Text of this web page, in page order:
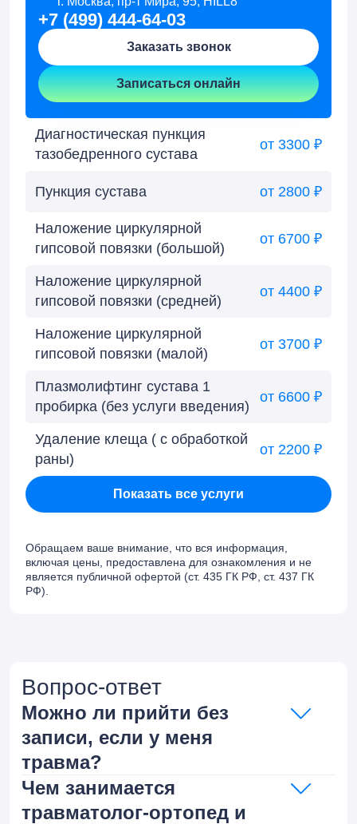
+7 (499) 444-64-03
Заказать звонок
Записаться онлайн
Диагностическая пункция
тазобедренного сустава
от 3300 ₽
Пункция сустава от 2800 ₽
Наложение циркулярной
гипсовой повязки (большой)
от 6700 ₽
Наложение циркулярной
гипсовой повязки (средней)
от 4400 ₽
Наложение циркулярной
гипсовой повязки (малой)
от 3700 ₽
Плазмолифтинг сустава 1
пробирка (без услуги введения)
от 6600 ₽
Удаление клеща ( с обработкой
раны)
от 2200 ₽
Показать все услуги
Обращаем ваше внимание, что вся информация,
включая цены, предоставлена для ознакомления и не
является публичной офертой (ст. 435 ГК РФ, cт. 437 ГК
РФ).
Вопрос-ответ
Можно ли прийти без
записи, если у меня
травма?
Чем занимается
травматолог-ортопед и